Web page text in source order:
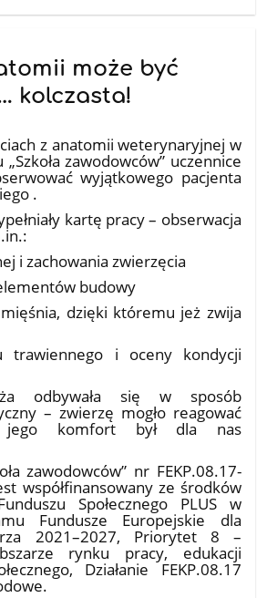
może być
kolczasta!
z anatomii weterynaryjnej w
zawodowców” uczennice
wyjątkowego pacjenta
.
kartę pracy – obserwacja
i zachowania zwierzęcia
budowy
dzięki któremu jeż zwija
trawiennego i oceny kondycji
odbywała się w sposób
– zwierzę mogło reagować
jego komfort był dla nas
zawodowców” nr FEKP.08.17-
współfinansowany ze środków
Społecznego PLUS w
Fundusze Europejskie dla
2021–2027, Priorytet 8 –
rynku pracy, edukacji
Działanie FEKP.08.17